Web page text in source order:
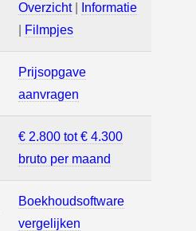
Overzicht|
Informatie
Filmpjes
Prijsopgave
aanvragen
€ 2.800 tot € 4.300
bruto per maand
Boekhoudsoftware
vergelijken